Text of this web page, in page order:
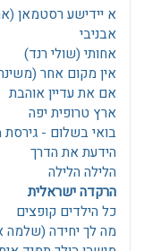
א יידישע רסטמאן‎ (אהוד בנאי)
אבניבי
אחותי (שולי רנד)
אין מקום אחר
אם את עדיין אוהבת
ארץ טרופית יפה
בואי בשלום - גירסת hallelujah
הידעת את הדרך
הלילה הלילה
הרקדה ישראלית
כל הילדים קופצים
מה לך יחידה (שלמה